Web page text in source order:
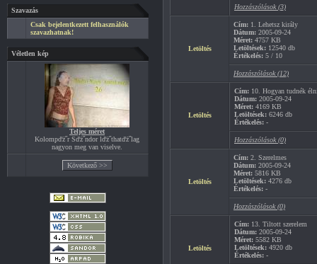
Szavazás
Csak bejelentkezett felhasználók
szavazhatnak!
Véletlen kép
Teljes méret
Kolompďż˝r Sďż˝ndor lďż˝thatďż˝lag
nagyon meg van viselve.
Hozzászólások (3)
Letöltés
Cím: 1. Lehetsz király
Dátum: 2005-09-24
Méret: 4757 KB
Letöltések: 12540 db
Értékelés: 5 / 10
Hozzászólások (12)
Letöltés
Cím: 10. Hogyan tudnék
Dátum: 2005-09-24
Méret: 4169 KB
Letöltések: 6246 db
Értékelés: -
Hozzászólások (0)
Letöltés
Cím: 2. Szerelmes
Dátum: 2005-09-24
Méret: 5816 KB
Letöltések: 4276 db
Értékelés: -
Hozzászólások (0)
Letöltés
Cím: 13. Tiltott szerelem
Dátum: 2005-09-24
Méret: 5582 KB
Letöltések: 4920 db
Értékelés: -